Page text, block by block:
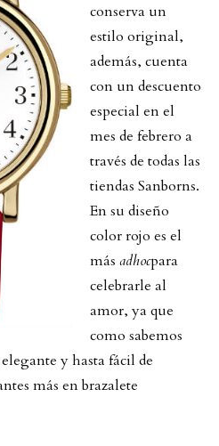
conserva un
estilo original,
además, cuenta
con un descuento
especial en el
mes de febrero a
través de todas las
tiendas Sanborns.
En su diseño
color rojo es el
más adhocpara
celebrarle al
amor, ya que
como sabemos
y hasta fácil de
más en brazalete